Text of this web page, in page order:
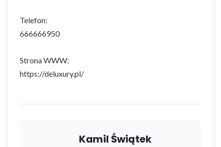
Telefon:
666666950
Strona WWW:
https://deluxury.pl/
Kamil Świątek